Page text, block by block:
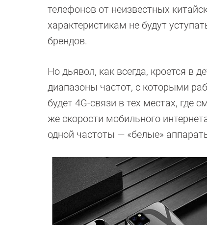
телефонов от неизвестных
характеристикам не будут
брендов.
Но дьявол, как всегда, кроется в
диапазоны частот, с которыми
будет 4G-связи в тех местах,
же скорости мобильного
одной частоты — «белые»